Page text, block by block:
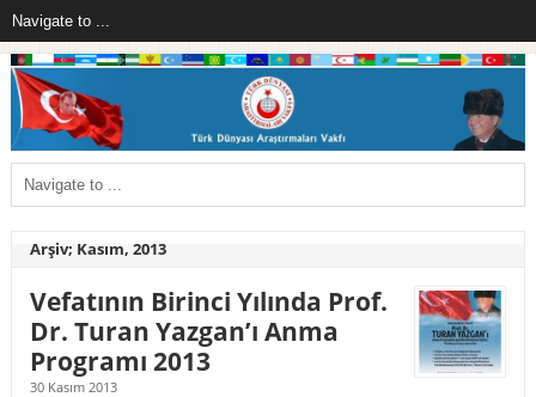
Arşiv; Kasım, 2013
Vefatının Birinci Yılında Prof.
Dr. Turan Yazgan’ı Anma
Programı 2013
30 Kasım 2013